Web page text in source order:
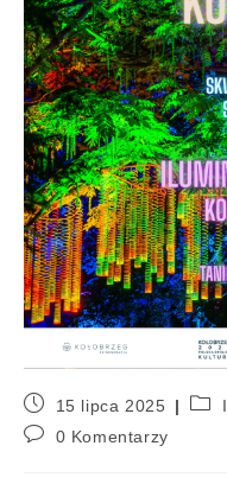
15 lipca 2025
0 Komentarzy